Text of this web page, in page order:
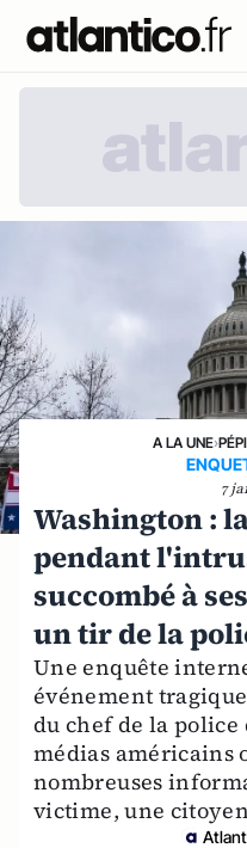
A LA UNE›
7
Washington :
pendant
succombé à
un tir de la
Une enquête
événement
du chef de la police
médias américains
nombreuses
victime, une